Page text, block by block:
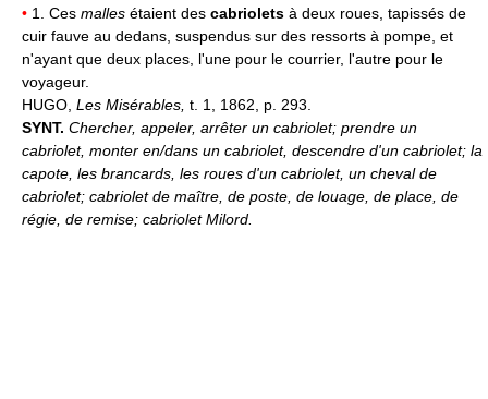
• 1. Ces malles étaient des cabriolets à deux roues, tapissés de
cuir fauve au dedans, suspendus sur des ressorts à pompe, et
n'ayant que deux places, l'une pour le courrier, l'autre pour le
voyageur.
HUGO, Les Misérables, t. 1, 1862, p. 293.
SYNT. Chercher, appeler, arrêter un cabriolet; prendre un
cabriolet, monter en/dans un cabriolet, descendre d'un cabriolet; la
capote, les brancards, les roues d'un cabriolet, un cheval de
cabriolet; cabriolet de maître, de poste, de louage, de place, de
régie, de remise; cabriolet Milord.